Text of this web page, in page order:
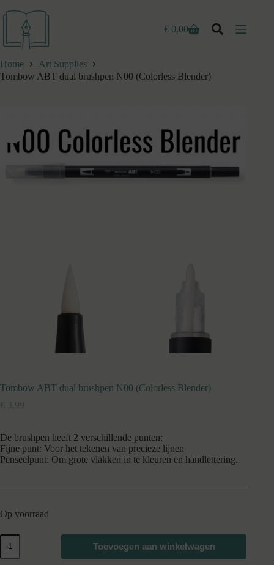
naar
inhoud
Winkelwagen
€ 0,00
Home
Art Supplies
Tombow ABT dual brushpen N00 (Colorless Blender)
Tombow ABT dual brushpen N00 (Colorless Blender)
€
3,99
De brushpen heeft 2 verschillende punten:
Fijne punt: Voor het tekenen van precieze lijnen
Penseelpunt: Om grote vlakken in te kleuren en handlettering.
Op voorraad
Tombow
ABT
dual
Toevoegen aan winkelwagen